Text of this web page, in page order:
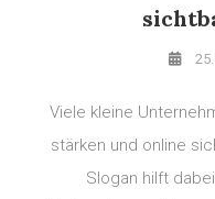
Viele kleine
stärken und online
Slogan hilft